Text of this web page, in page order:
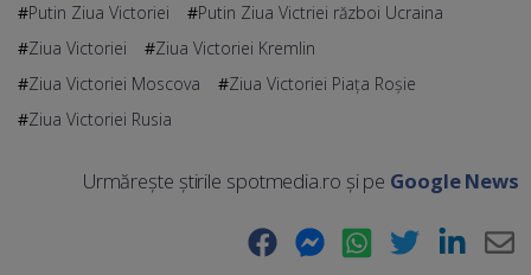
Putin Ziua Victoriei
Putin Ziua Victriei război Ucraina
Ziua Victoriei
Ziua Victoriei Kremlin
Ziua Victoriei Moscova
Ziua Victoriei Piața Roșie
Ziua Victoriei Rusia
Urmărește știrile spotmedia.ro și pe Google News
Facebook Messenger WhatsApp Twitter LinkedIn